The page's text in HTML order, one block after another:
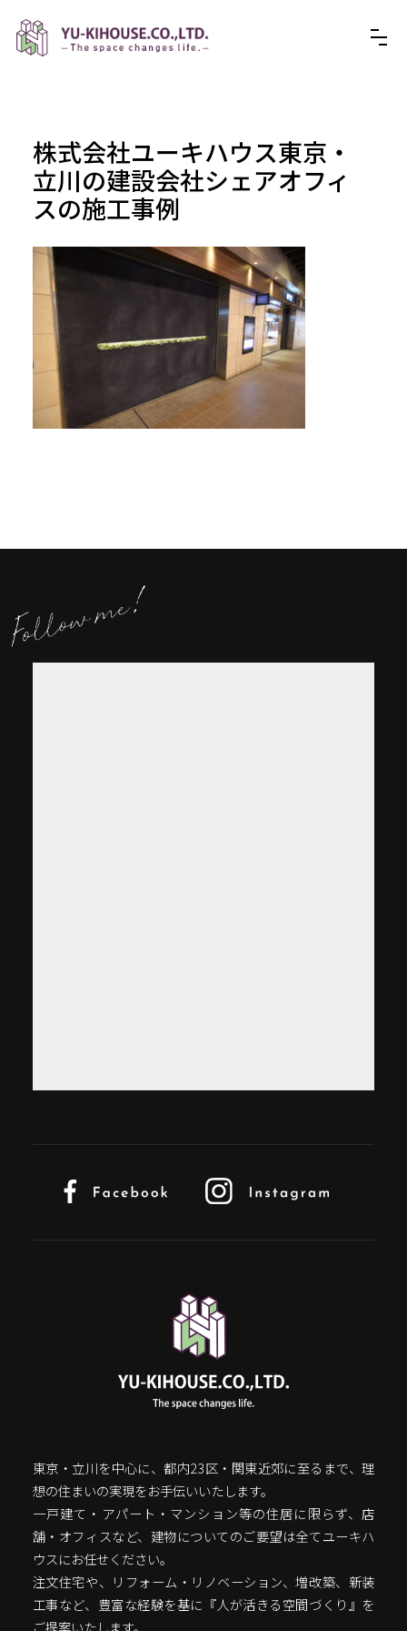
株式会社ユーキハウス東京・
立川の建設会社シェアオフィ
スの施工事例
東京・立川を中心に、都内23区・関東近郊に至るまで、理
想の住まいの実現をお手伝いいたします。
一戸建て・アパート・マンション等の住居に限らず、店
舗・オフィスなど、建物についてのご要望は全てユーキハ
ウスにお任せください。
注文住宅や、リフォーム・リノベーション、増改築、新装
工事など、豊富な経験を基に『人が活きる空間づくり』を
ご提案いたします。